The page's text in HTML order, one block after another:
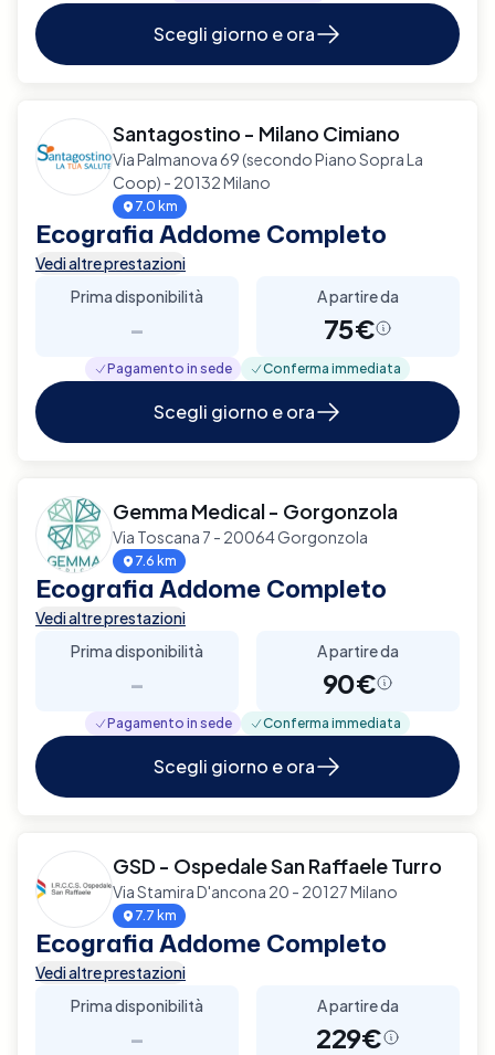
Scegli giorno e ora
Santagostino - Milano Cimiano
Via Palmanova 69 (secondo Piano Sopra La
Coop) - 20132 Milano
7.0 km
Ecografia Addome Completo
Vedi altre prestazioni
Prima disponibilità
-
A partire da
75€
Pagamento in sede Conferma immediata
Scegli giorno e ora
Gemma Medical - Gorgonzola
Via Toscana 7 - 20064 Gorgonzola
7.6 km
Ecografia Addome Completo
Vedi altre prestazioni
Prima disponibilità
-
A partire da
90€
Pagamento in sede Conferma immediata
Scegli giorno e ora
GSD - Ospedale San Raffaele Turro
Via Stamira D'ancona 20 - 20127 Milano
7.7 km
Ecografia Addome Completo
Vedi altre prestazioni
Prima disponibilità
-
A partire da
229€